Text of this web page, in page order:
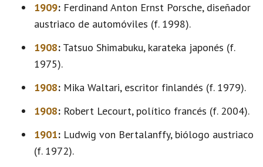
1909: Ferdinand Anton Ernst Porsche, diseñador
austriaco de automóviles (f. 1998).
1908: Tatsuo Shimabuku, karateka japonés (f.
1975).
1908: Mika Waltari, escritor finlandés (f. 1979).
1908: Robert Lecourt, político francés (f. 2004).
1901: Ludwig von Bertalanffy, biólogo austriaco
(f. 1972).